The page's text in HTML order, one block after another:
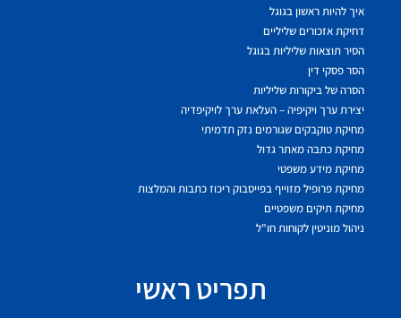
איך להיות ראשון בגוגל
דחיקת אזכורים שליליים
הסיר תוצאות שליליות בגוגל
הסר פסקי דין
הסרה של ביקורות שליליות
יצירת ערך ויקיפיה – העלאת ערך לויקיפדיה
מחיקת טוקבקים שגורמים נזק תדמיתי
מחיקת כתבה מאתר גדול
מחיקת מידע משפטי
מחיקת פרופיל מזוייף בפייסבוק ריכוז כתבות והמלצות
מחיקת תיקים משפטיים
ניהול מוניטין לקוחות חו"ל
תפריט ראשי